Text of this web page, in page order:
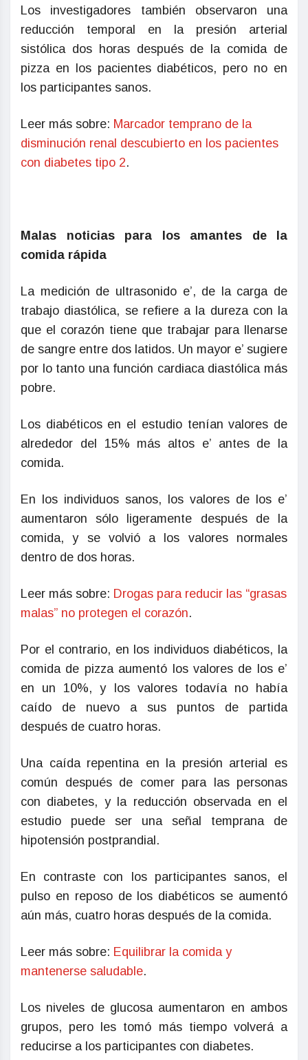
Los investigadores también observaron una
reducción temporal en la presión arterial
sistólica dos horas después de la comida de
pizza en los pacientes diabéticos, pero no en
los participantes sanos.
Leer más sobre: Marcador temprano de la
disminución renal descubierto en los pacientes
con diabetes tipo 2.
Malas noticias para los amantes de la
comida rápida
La medición de ultrasonido e’, de la carga de
trabajo diastólica, se refiere a la dureza con la
que el corazón tiene que trabajar para llenarse
de sangre entre dos latidos. Un mayor e’ sugiere
por lo tanto una función cardiaca diastólica más
pobre.
Los diabéticos en el estudio tenían valores de
alrededor del 15% más altos e’ antes de la
comida.
En los individuos sanos, los valores de los e’
aumentaron sólo ligeramente después de la
comida, y se volvió a los valores normales
dentro de dos horas.
Leer más sobre: Drogas para reducir las “grasas
malas” no protegen el corazón.
Por el contrario, en los individuos diabéticos, la
comida de pizza aumentó los valores de los e’
en un 10%, y los valores todavía no había
caído de nuevo a sus puntos de partida
después de cuatro horas.
Una caída repentina en la presión arterial es
común después de comer para las personas
con diabetes, y la reducción observada en el
estudio puede ser una señal temprana de
hipotensión postprandial.
En contraste con los participantes sanos, el
pulso en reposo de los diabéticos se aumentó
aún más, cuatro horas después de la comida.
Leer más sobre: Equilibrar la comida y
mantenerse saludable.
Los niveles de glucosa aumentaron en ambos
grupos, pero les tomó más tiempo volverá a
reducirse a los participantes con diabetes.